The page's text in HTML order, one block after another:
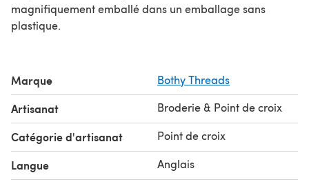
magnifiquement emballé dans un emballage sans
plastique.
Marque Bothy Threads
Artisanat Broderie & Point de croix
Catégorie d'artisanat Point de croix
Langue Anglais